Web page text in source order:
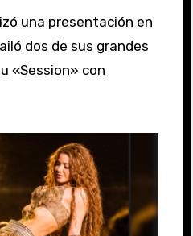
una presentación en
dos de sus grandes
«Session» con